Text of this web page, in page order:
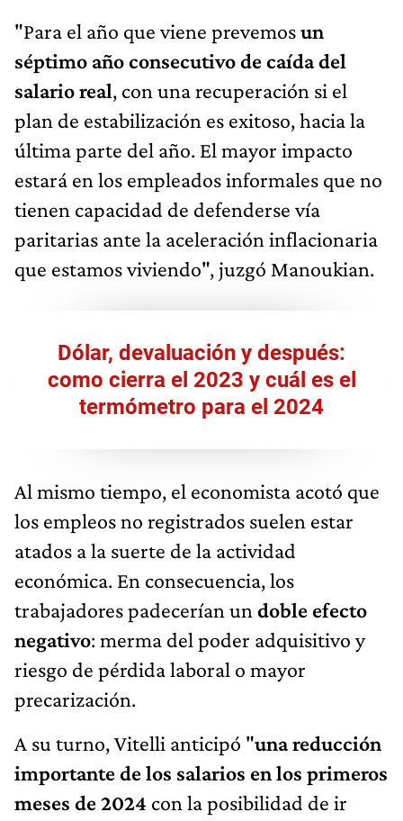
"Para el año que viene prevemosun
séptimo año consecutivo de caída del
salario real, con una recuperación si el
plan de estabilización es exitoso, hacia la
última parte del año. El mayor impacto
estará en los empleados informales que no
tienen capacidad de defenderse vía
paritarias ante la aceleración inflacionaria
que estamos viviendo", juzgó Manoukian.
Dólar, devaluación y después:
como cierra el 2023 y cuál es el
termómetro para el 2024
Al mismo tiempo, el economista acotó que
los empleos no registrados suelen estar
atados a la suerte de la actividad
económica. En consecuencia, los
trabajadores padecerían un doble efecto
negativo: merma del poder adquisitivo y
riesgo de pérdida laboral o mayor
precarización.
A su turno, Vitelli anticipó "una reducción
importante de los salarios en los primeros
meses de 2024 con la posibilidad de ir